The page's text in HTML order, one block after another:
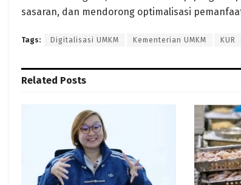
sasaran, dan mendorong optimalisasi
Tags: Digitalisasi UMKM Kementerian UMKM KUR
Related Posts